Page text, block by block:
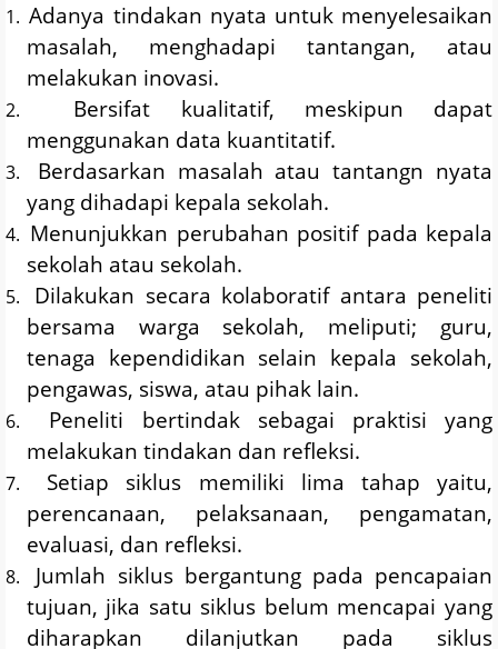
1. Adanya tindakan nyata untuk menyelesaikan
masalah, menghadapi tantangan, atau
melakukan inovasi.
2.
Bersifat kualitatif, meskipun dapat
menggunakan data kuantitatif.
3.
Berdasarkan masalah atau tantangn nyata
yang dihadapi kepala sekolah.
4. Menunjukkan perubahan positif pada kepala
sekolah atau sekolah.
5.
Dilakukan secara kolaboratif antara peneliti
bersama warga sekolah, meliputi; guru,
tenaga kependidikan selain kepala sekolah,
pengawas, siswa, atau pihak lain.
6.
Peneliti bertindak sebagai praktisi yang
melakukan tindakan dan refleksi.
7.
Setiap siklus memiliki lima tahap yaitu,
perencanaan, pelaksanaan, pengamatan,
evaluasi, dan refleksi.
8.
Jumlah siklus bergantung pada pencapaian
tujuan, jika satu siklus belum mencapai yang
diharapkan dilanjutkan pada siklus